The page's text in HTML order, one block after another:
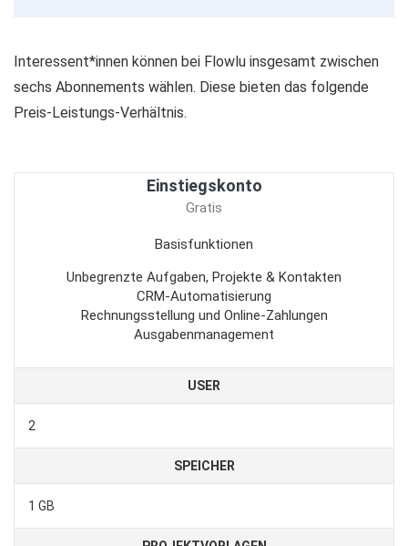
Interessent*innen können bei Flowlu insgesamt zwischen
sechs Abonnements wählen. Diese bieten das folgende
Preis-Leistungs-Verhältnis.
Einstiegskonto
Gratis
Basisfunktionen
Unbegrenzte Aufgaben, Projekte & Kontakten
CRM-Automatisierung
Rechnungsstellung und Online-Zahlungen
Ausgabenmanagement
USER
2
SPEICHER
1 GB